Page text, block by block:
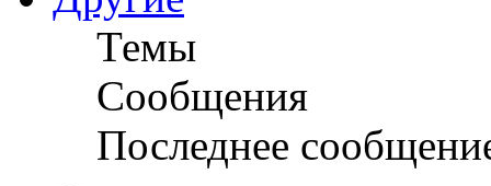
Темы
Сообщения
Последнее